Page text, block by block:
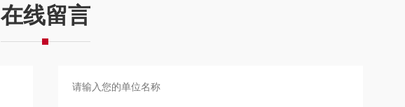
在线留言